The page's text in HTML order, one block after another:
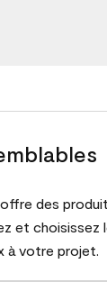
des
et choisissez
à votre projet.